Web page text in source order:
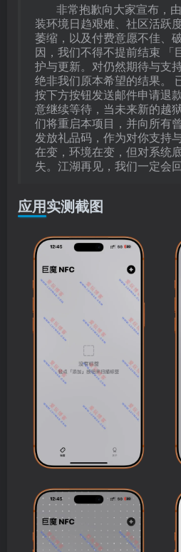
非常抱歉向大家宣布，
装环境日趋艰难、社区活跃
萎缩，以及付费意愿不佳、
因，我们不得不提前结束 「
护与更新。对仍然期待与支
绝非我们原本希望的结果。
按下方按钮发送邮件申请退
意继续等待，当未来新的越
们将重启本项目，并向所有
发放礼品码，作为对你支持
在变，环境在变，但对系统
失。江湖再见，我们一定会
应用实测截图